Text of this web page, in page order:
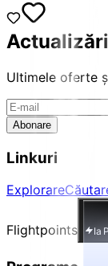
Actualizări
Ultimele oferte
Abonare
Linkuri
Explorare
Flightpoints Ia